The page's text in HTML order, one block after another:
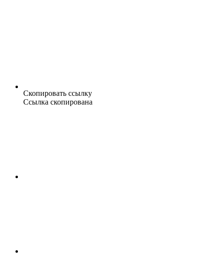
Скопировать ссылку
Ссылка скопирована